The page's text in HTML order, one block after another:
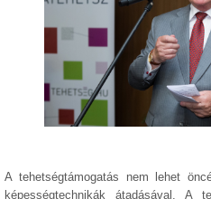
A tehetségtámogatás nem lehet
képességtechnikák átadásával. A